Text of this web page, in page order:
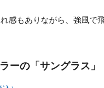
感もありながら、強風で
ーの「サングラス」